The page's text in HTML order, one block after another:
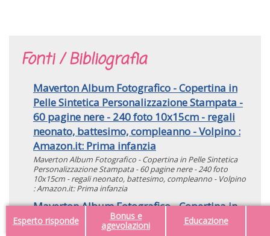
Esperto risponde
Bonus e
agevolazioni
Educazione
Fonti / Bibliografia
Maverton Album Fotografico - Copertina in
Pelle Sintetica Personalizzazione Stampata -
60 pagine nere - 240 foto 10x15cm - regali
neonato, battesimo, compleanno - Volpino :
Amazon.it: Prima infanzia
Maverton Album Fotografico - Copertina in Pelle Sintetica
Personalizzazione Stampata - 60 pagine nere - 240 foto
10x15cm - regali neonato, battesimo, compleanno - Volpino
: Amazon.it: Prima infanzia
Maverton Album Fotografico - Copertina in
Pelle Sintetica Personalizzazione Stampata -